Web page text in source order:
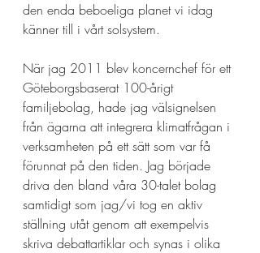
den enda beboeliga planet vi idag
känner till i vårt solsystem.
När jag 2011 blev koncernchef för ett
Göteborgsbaserat 100-årigt
familjebolag, hade jag välsignelsen
från ägarna att integrera klimatfrågan i
verksamheten på ett sätt som var få
förunnat på den tiden. Jag började
driva den bland våra 30-talet bolag
samtidigt som jag/vi tog en aktiv
ställning utåt genom att exempelvis
skriva debattartiklar och synas i olika